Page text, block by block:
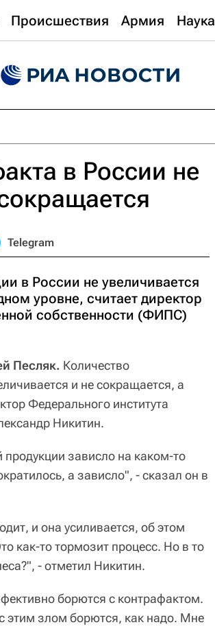
Происшествия Армия Наука
в России не
Telegram
в России не увеличивается
уровне, считает директор
собственности (ФИПС)
Песляк. Количество
и не сокращается, а
Федерального института
Никитин.
зависло на каком-то
а зависло", - сказал он в
и она усиливается, об этом
как-то тормозит процесс. Но в то
- отметил Никитин.
борются с контрафактом.
этим злом борются, как надо. Мне